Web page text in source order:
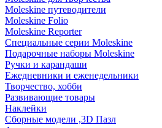
Moleskine путеводители
Moleskine Folio
Moleskine Reporter
Специальные серии Moleskine
Подарочные наборы Moleskine
Ручки и карандаши
Ежедневники и еженедельники
Творчество, хобби
Развивающие товары
Наклейки
Сборные модели ,3D Пазл